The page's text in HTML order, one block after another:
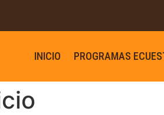
INICIO PROGRAMAS